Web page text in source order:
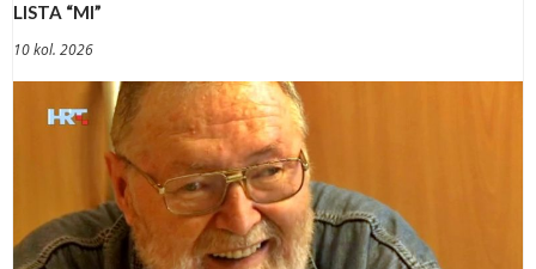
LISTA “MI”
10 kol. 2026